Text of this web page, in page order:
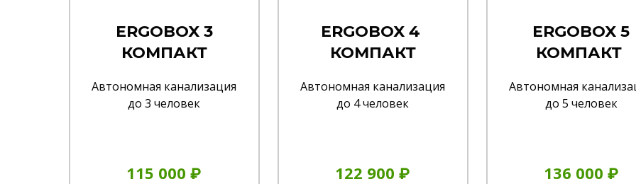
ERGOBOX 3
КОМПАКТ
Автономная канализация
до 3 человек
115 000 ₽
ERGOBOX 4
КОМПАКТ
Автономная канализация
до 4 человек
122 900 ₽
ERGOBOX 5
КОМПАКТ
Автономная
до 5 человек
136 000 ₽